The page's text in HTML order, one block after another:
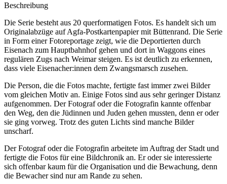
Beschreibung
Die Serie besteht aus 20 querformatigen Fotos. Es handelt sich um
Originalabzüge auf Agfa-Postkartenpapier mit Büttenrand. Die Serie
in Form einer Fotoreportage zeigt, wie die Deportierten durch
Eisenach zum Hauptbahnhof gehen und dort in Waggons eines
regulären Zugs nach Weimar steigen. Es ist deutlich zu erkennen,
dass viele Eisenacher:innen dem Zwangsmarsch zusehen.
Die Person, die die Fotos machte, fertigte fast immer zwei Bilder
vom gleichen Motiv an. Einige Fotos sind aus sehr geringer Distanz
aufgenommen. Der Fotograf oder die Fotografin kannte offenbar
den Weg, den die Jüdinnen und Juden gehen mussten, denn er oder
sie ging vorweg. Trotz des guten Lichts sind manche Bilder
unscharf.
Der Fotograf oder die Fotografin arbeitete im Auftrag der Stadt und
fertigte die Fotos für eine Bildchronik an. Er oder sie interessierte
sich offenbar kaum für die Organisation und die Bewachung, denn
die Bewacher sind nur am Rande zu sehen.